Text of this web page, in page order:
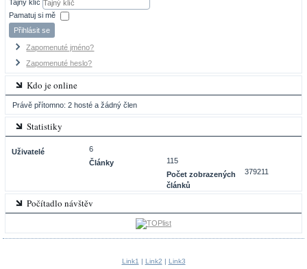
Tajný klíč
Pamatuj si mě
Přihlásit se
Zapomenuté jméno?
Zapomenuté heslo?
Kdo je online
Právě přítomno: 2 hosté a žádný člen
Statistiky
Uživatelé
6
Články
115
Počet zobrazených
článků
379211
Počítadlo návštěv
Link1 | Link2 | Link3